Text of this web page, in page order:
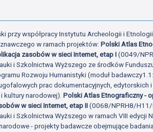
przy współpracy Instytutu Archeologii i
w ramach projektów:Polski Atlas
zasobów w sieci Internet, etap I(0049/
i Szkolnictwa Wyższego ze środków
Rozwoju Humanistyki (moduł
prac dokumentacyjnych, edytorskich
kultury narodowej).Polski Atlas Etnograficzny -
w sieci Internet, etap II(0068/NPRH8/
i Szkolnictwa Wyższego w ramach VIII edycji
- projekty badawcze obejmujące